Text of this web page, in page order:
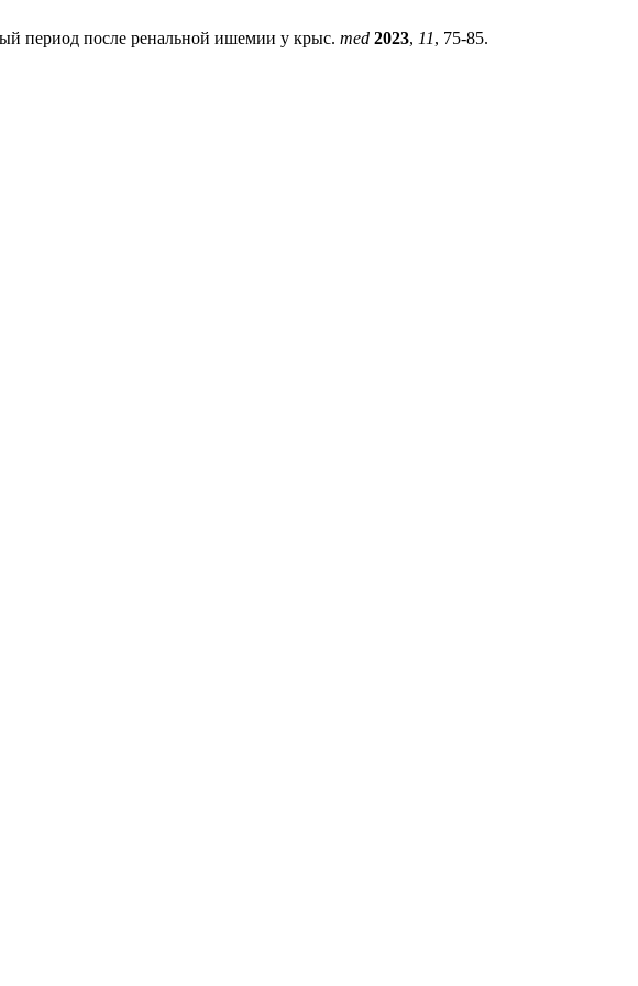
период после ренальной ишемии у крыс. med 2023, 11, 75-85.